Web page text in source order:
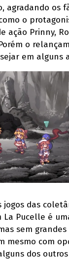
agradando os
o
ação Prinny,
o
em alguns
jogos das
La Pucelle é
sem grandes
mesmo com
dos